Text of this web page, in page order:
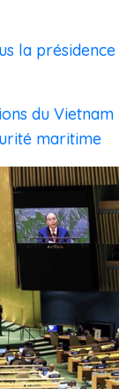
la présidence
du Vietnam
maritime